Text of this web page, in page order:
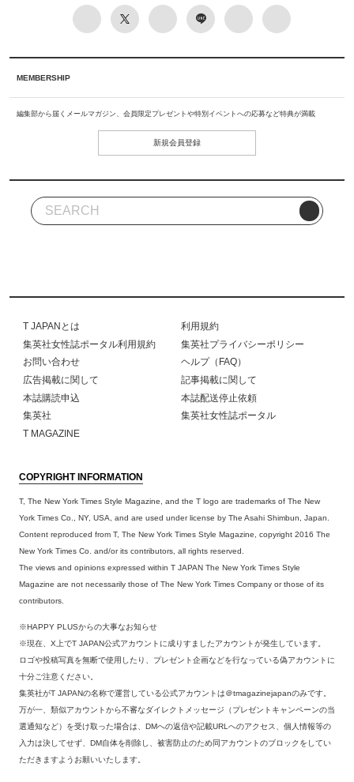
MEMBERSHIP
編集部から届くメールマガジン、会員限定プレゼントや特別イベントへの応募など特典が満載
新規会員登録
T JAPANとは
利用規約
集英社女性誌ポータル利用規約
集英社プライバシーポリシー
お問い合わせ
ヘルプ（FAQ）
広告掲載に関して
記事掲載に関して
本誌購読申込
本誌配送停止依頼
集英社
集英社女性誌ポータル
T MAGAZINE
COPYRIGHT INFORMATION
T, The New York Times Style Magazine, and the T logo are trademarks of The New
York Times Co., NY, USA, and are used under license by The Asahi Shimbun, Japan.
Content reproduced from T, The New York Times Style Magazine, copyright 2016 The
New York Times Co. and/or its contributors, all rights reserved.
The views and opinions expressed within T JAPAN The New York Times Style
Magazine are not necessarily those of The New York Times Company or those of its
contributors.
※HAPPY PLUSからの大事なお知らせ
※現在、X上でT JAPAN公式アカウントに成りすましたアカウントが発生しています。
ロゴや投稿写真を無断で使用したり、プレゼント企画などを行なっている偽アカウントに
十分ご注意ください。
集英社がT JAPANの名称で運営している公式アカウントは＠tmagazinejapanのみです。
万が一、類似アカウントから不審なダイレクトメッセージ（プレゼントキャンペーンの当
選通知など）を受け取った場合は、DMへの返信や記載URLへのアクセス、個人情報等の
入力は決してせず、DM自体を削除し、被害防止のため同アカウントのブロックをしてい
ただきますようお願いいたします。